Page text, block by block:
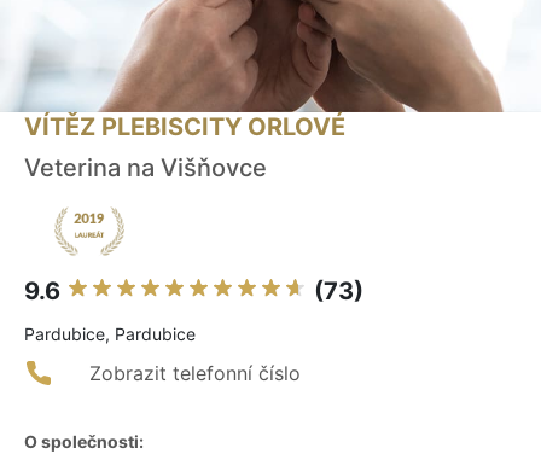
VÍTĚZ PLEBISCITY ORLOVÉ
Veterina na Višňovce
9.6 (73)
Pardubice, Pardubice
Zobrazit telefonní číslo
O společnosti: